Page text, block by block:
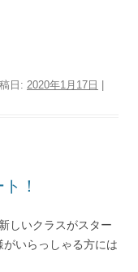
日: 2020年1月17日
！
しいクラスがスター
がいらっしゃる方には